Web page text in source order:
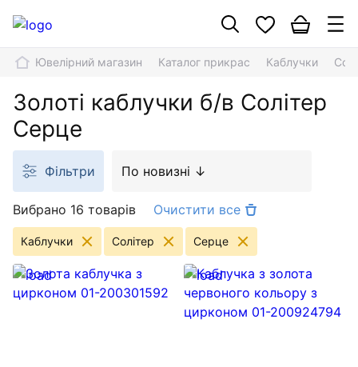
Ювелірний магазин Каталог прикрас Каблучки
Золоті каблучки б/в Солітер
Серце
Вибрано 16 товарів Очистити все
Каблучки Солітер Серце
Фільтри По новизні ↓